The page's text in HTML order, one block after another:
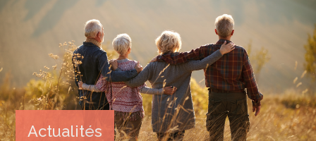
Actualités